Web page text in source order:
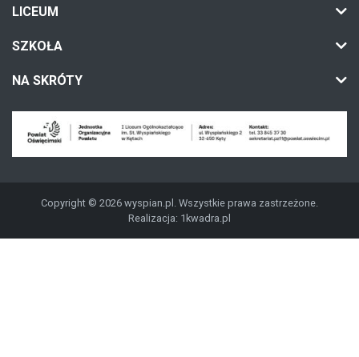
LICEUM
SZKOŁA
NA SKRÓTY
Copyright © 2026 wyspian.pl. Wszystkie prawa zastrzeżone.
Realizacja: 1kwadra.pl